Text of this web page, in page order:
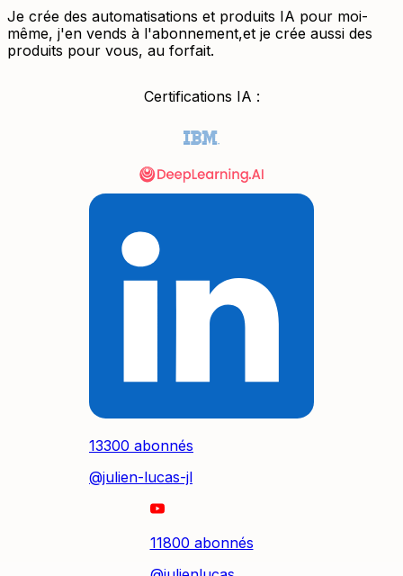
Je crée des automatisations et produits IA pour moi-
même, j'en vends à l'abonnement,et je crée aussi des
produits pour vous, au forfait.
Certifications IA :
13300 abonnés
@julien-lucas-jl
11800 abonnés